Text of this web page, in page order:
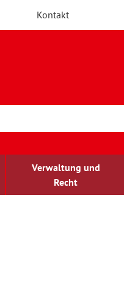
Kontakt
Verwaltung und
Recht